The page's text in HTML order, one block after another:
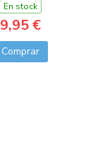
En stock
9,95 €
Comprar